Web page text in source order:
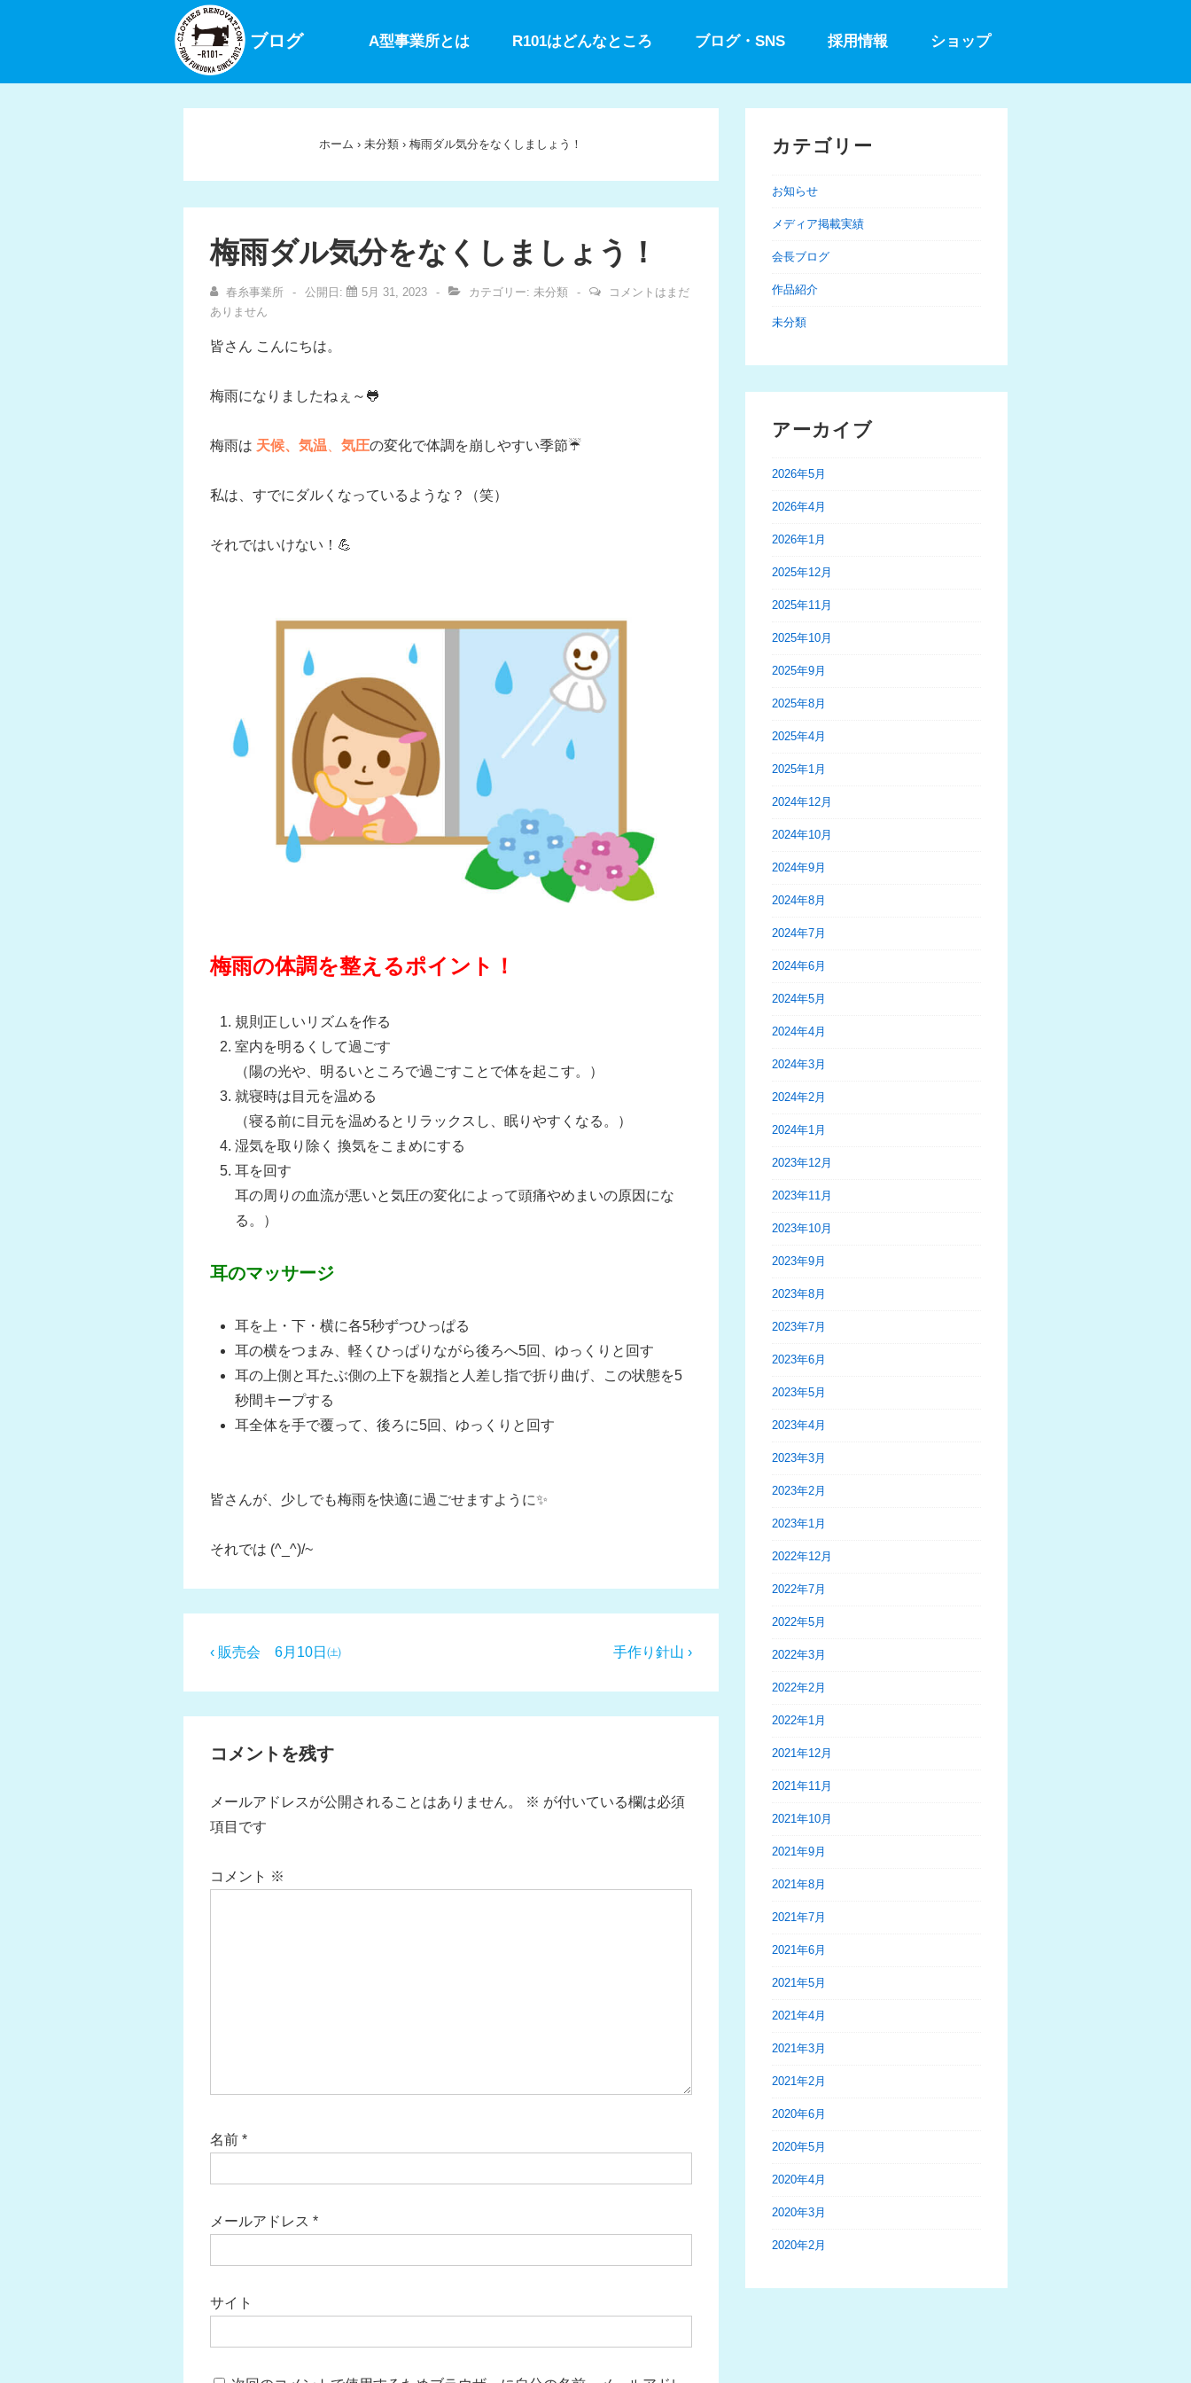
ン
ブログ A型事業所とは R101はどんなところ ブログ・SNS 採用情報 ショップ
ホーム › 未分類 › 梅雨ダル気分をなくしましょう！
梅雨ダル気分をなくしましょう！
春糸事業所 公開日: 5月 31, 2023 カテゴリー: 未分類
コメントはまだ
ありません
皆さん こんにちは。
梅雨になりましたねぇ～🐸
梅雨は 天候、気温 気圧の変化で体調を崩しやすい季節☔
私は、すでにダルくなっているような？（笑）
それではいけない！💪
梅雨の体調を整えるポイント！
規則正しいリズムを作る
室内を明るくして過ごす
（陽の光や、明るいところで過ごすことで体を起こす。）
就寝時は目元を温める
（寝る前に目元を温めるとリラックスし、眠りやすくなる。）
湿気を取り除く 換気をこまめにする
耳を回す
耳の周りの血流が悪いと気圧の変化によって頭痛やめまいの原因にな
る。）
耳のマッサージ
耳を上・下・横に各5秒ずつひっぱる
耳の横をつまみ、軽くひっぱりながら後ろへ5回、ゆっくりと回す
耳の上側と耳たぶ側の上下を親指と人差し指で折り曲げ、この状態を5
秒間キープする
耳全体を手で覆って、後ろに5回、ゆっくりと回す
皆さんが、少しでも梅雨を快適に過ごせますように✨
それでは (^_^)/~
投
ナ
ゲ
ー
シ
ン
前
‹ 販売会 6月10日㈯
次
手作り針山 ›
コメントを残す
メールアドレスが公開されることはありません。 ※ が付いている欄は必須
項目です
コメント ※
名前 *
メールアドレス *
サイト
カテゴリー
お知らせ
メディア掲載実績
会長ブログ
作品紹介
未分類
アーカイブ
2026年5月
2026年4月
2026年1月
2025年12月
2025年11月
2025年10月
2025年9月
2025年8月
2025年4月
2025年1月
2024年12月
2024年10月
2024年9月
2024年8月
2024年7月
2024年6月
2024年5月
2024年4月
2024年3月
2024年2月
2024年1月
2023年12月
2023年11月
2023年10月
2023年9月
2023年8月
2023年7月
2023年6月
2023年5月
2023年4月
2023年3月
2023年2月
2023年1月
2022年12月
2022年7月
2022年5月
2022年3月
2022年2月
2022年1月
2021年12月
2021年11月
2021年10月
2021年9月
2021年8月
2021年7月
2021年6月
2021年5月
2021年4月
2021年3月
2021年2月
2020年6月
2020年5月
2020年4月
2020年3月
2020年2月